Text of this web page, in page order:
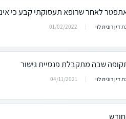
לאחר שרופא תעסוקתי קבע כי
דין רונית לוי 01/02/2022
שבה מתקבלת פנסיית גישור
דין רונית לוי 04/11/2021